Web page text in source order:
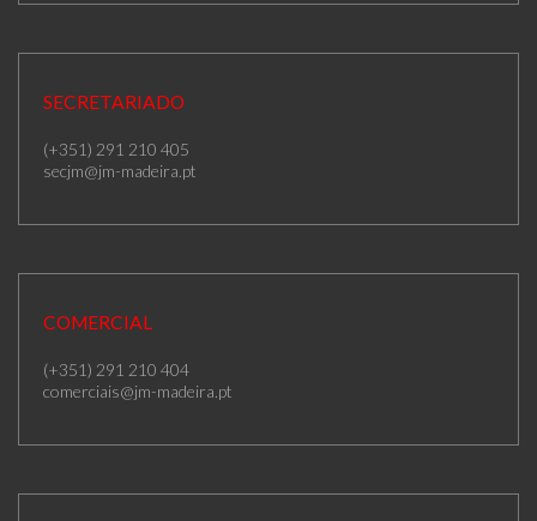
SECRETARIADO
(+351) 291 210 405
secjm@jm-madeira.pt
COMERCIAL
(+351) 291 210 404
comerciais@jm-madeira.pt